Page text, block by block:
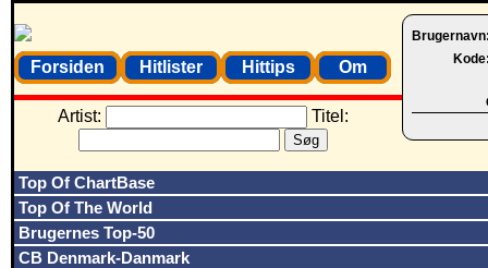
Forsiden Hitlister Hittips Om
Artist: Titel:
Top Of ChartBase
Top Of The World
Brugernes Top-50
CB Denmark-Danmark